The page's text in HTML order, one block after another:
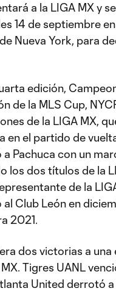
a la LIGA MX y
14 de septiembre
Nueva York, para
edición,
de la MLS Cup,
de la LIGA MX,
en el partido de
Pachuca con un
los dos títulos de la
de la
Club León en
2021.
dos victorias a
Tigres UANL
United derrotó